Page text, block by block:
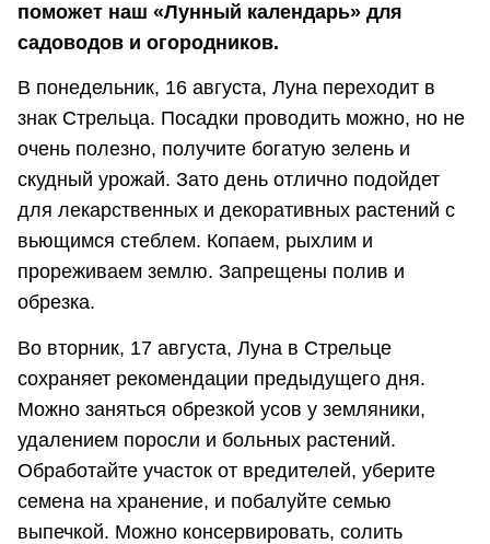
поможет наш «Лунный календарь» для
садоводов и огородников.
В понедельник, 16 августа, Луна переходит в
знак Стрельца. Посадки проводить можно, но не
очень полезно, получите богатую зелень и
скудный урожай. Зато день отлично подойдет
для лекарственных и декоративных растений с
вьющимся стеблем. Копаем, рыхлим и
прореживаем землю. Запрещены полив и
обрезка.
Во вторник, 17 августа, Луна в Стрельце
сохраняет рекомендации предыдущего дня.
Можно заняться обрезкой усов у земляники,
удалением поросли и больных растений.
Обработайте участок от вредителей, уберите
семена на хранение, и побалуйте семью
выпечкой. Можно консервировать, солить